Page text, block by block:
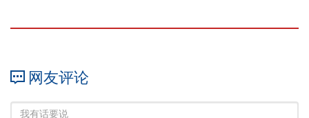
网友评论